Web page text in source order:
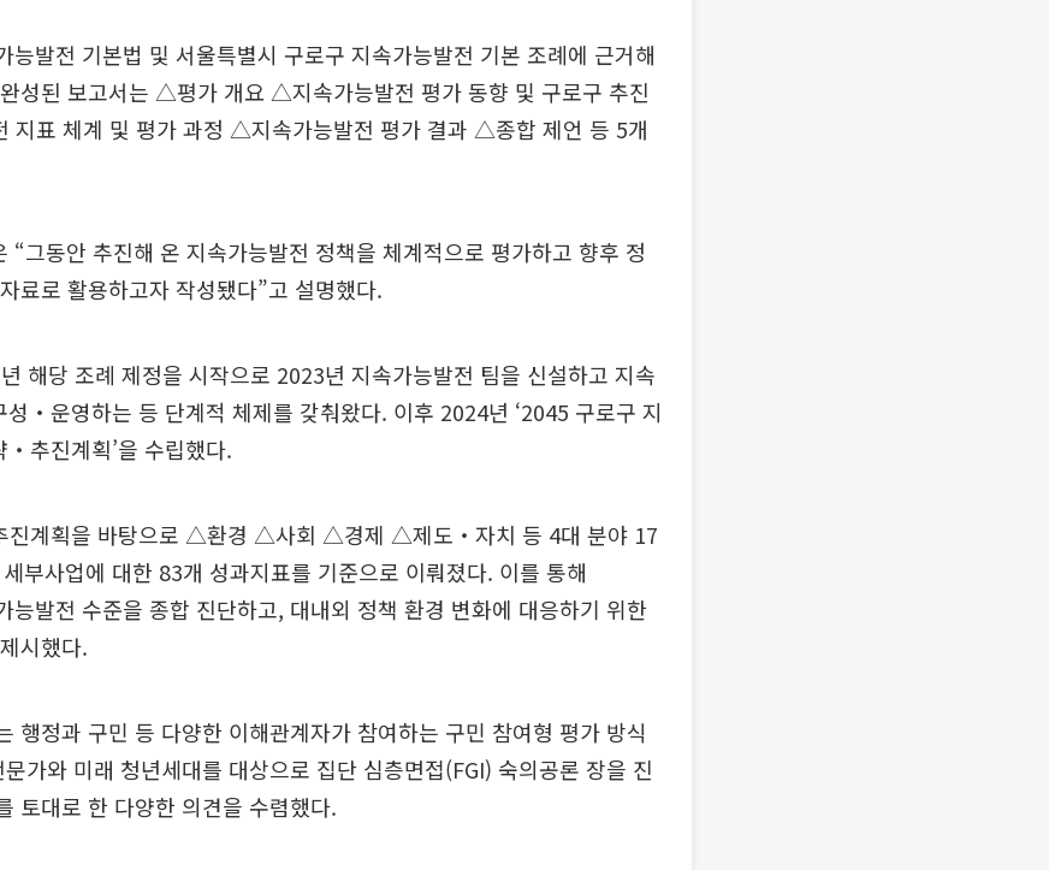
능발전 기본법 및 서울특별시 구로구 지속가능발전 기본 조례에 근거해
성된 보고서는 △평가 개요 △지속가능발전 평가 동향 및 구로구 추진
지표 체계 및 평가 과정 △지속가능발전 평가 결과 △종합 제언 등 5개
“그동안 추진해 온 지속가능발전 정책을 체계적으로 평가하고 향후 정
료로 활용하고자 작성됐다”고 설명했다.
해당 조례 제정을 시작으로 2023년 지속가능발전 팀을 신설하고 지속
성‧운영하는 등 단계적 체제를 갖춰왔다. 이후 2024년 ‘2045 구로구 지
‧추진계획’을 수립했다.
진계획을 바탕으로 △환경 △사회 △경제 △제도‧자치 등 4대 분야 17
부사업에 대한 83개 성과지표를 기준으로 이뤄졌다. 이를 통해
능발전 수준을 종합 진단하고, 대내외 정책 환경 변화에 대응하기 위한
시했다.
행정과 구민 등 다양한 이해관계자가 참여하는 구민 참여형 평가 방식
가와 미래 청년세대를 대상으로 집단 심층면접(FGI) 숙의공론 장을 진
토대로 한 다양한 의견을 수렴했다.